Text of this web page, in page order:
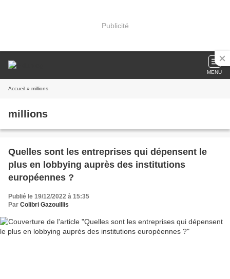
Publicité
MENU
Accueil » millions
millions
Quelles sont les entreprises qui dépensent le
plus en lobbying auprès des institutions
européennes ?
Publié le 19/12/2022 à 15:35
Par Colibri Gazouillis